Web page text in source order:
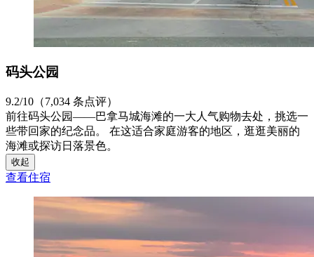
码头公园
9.2/10（7,034 条点评）
前往码头公园——巴拿马城海滩的一大人气购物去处，挑选一
些带回家的纪念品。 在这适合家庭游客的地区，逛逛美丽的
海滩或探访日落景色。
收起
查看住宿